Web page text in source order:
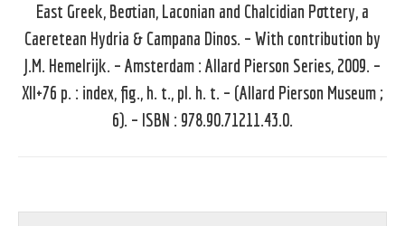
Article
suivant
:
East Greek, Beotian, Laconian and Chalcidian Pottery, a
Caeretean Hydria & Campana Dinos. – With contribution by
J.M. Hemelrijk. – Amsterdam : Allard Pierson Series, 2009. –
XII+76 p. : index, fig., h. t., pl. h. t. – (Allard Pierson Museum ;
6). – ISBN : 978.90.71211.43.0.